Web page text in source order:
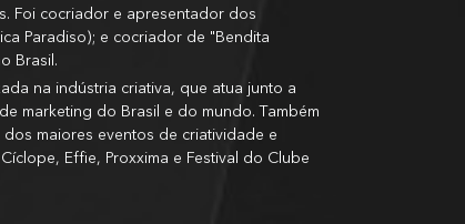
Foi cocriador e apresentador dos
Paradiso); e cocriador de "Bendita
Brasil.
na indústria criativa, que atua junto a
marketing do Brasil e do mundo. Também
maiores eventos de criatividade e
Effie, Proxxima e Festival do Clube